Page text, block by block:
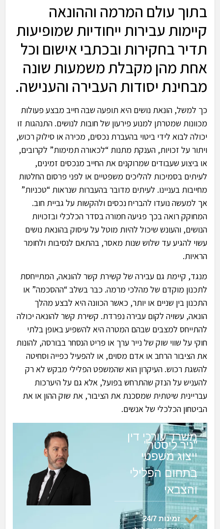
בתוך עולם המרמה וההונאה
קיימות עבירות ייחודיות שמופיעות
תדיר בחקירות ובכתבי אישום וכל
אחת מהן מקבלת משמעות שונה
מבחינת יסודות העבירה והענישה.
כך למשל, הונאת נושים היא תופעה שבה חייב מבצע פעולות
מכוונות שמטרתן למנוע פירעון של חובות לנושים. התנהגות זו
יכולה לבוא לידי ביטוי בהעברת נכסים, מכירה או סילוק רכוש,
ויתור על זכויות, הענקת מתנות “לכאורה תמימות” לקרובים,
או ביצוע שעבודים שמרוקנים את החייב מנכסים זמינים,
לעיתים בסמיכות להליכים משפטיים או לפני פרסום החלטות
מחייבות בעניינו. לעיתים מדובר בהעברות שנראות “טכניות”
אך למעשה נועדו להבריח נכסים ולהקשות על גביית חוב.
המחוקק רואה בכך פגיעה חמורה בסדר הכלכלי ובזכויות
הנושים, והעונש שיכול להיות מוטל על עיסוק בהונאת נושים
עשוי להגיע עד שלוש שנות מאסר, בהתאם לנסיבות ולחומר
הראיות.
מנגד, קיימת גם עבירה של קשירת קשר להונאה, המתייחסת
לתכנון מוקדם של מהלכי מרמה. כבר בשלב “ההסכמה” או
התכנון בין שניים או יותר, כאשר הכוונה היא לבצע מהלך
הונאה, עשויה לקום עבירה נפרדת. קשירת קשר להונאה יכולה
להתייחס למצבים שבהם המטרה היא להשפיע באופן בלתי
חוקי על שווי שוק של נייר ערך או פריט הנסחר בבורסה, להונות
את הציבור הרחב או אדם מסוים, או להפעיל כפייה וסחיטה
להשגת רכוש. העיקרון הוא שהמשפט הפלילי מבקש לא רק
להעניש על הנזק שהתרחש בפועל, אלא גם על היערכות
עבריינית שיטתית שמסכנת את הציבור, את שוק ההון או את
הביטחון הכלכלי של אנשים.
משרד עורכי דין
"ניר ליסטר"
ייצוג משפטי
בתחום הפלילי
והצבאי
זמינות 24/7